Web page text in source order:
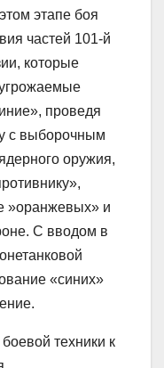
этапе боя
частей 101-й
которые
проведя
с выборочным
оружия,
»оранжевых» и
С вводом в
«синих»